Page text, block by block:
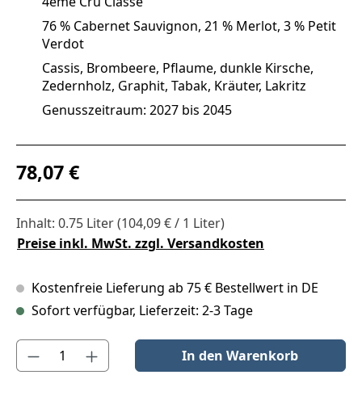
76 % Cabernet Sauvignon, 21 % Merlot, 3 % Petit
Verdot
Cassis, Brombeere, Pflaume, dunkle Kirsche,
Zedernholz, Graphit, Tabak, Kräuter, Lakritz
Genusszeitraum: 2027 bis 2045
Regulärer Preis:
78,07 €
Inhalt: 0.75 Liter(104,09 € / 1 Liter)
Preise inkl. MwSt. zzgl. Versandkosten
Kostenfreie Lieferung ab 75 € Bestellwert in DE
Sofort verfügbar, Lieferzeit: 2-3 Tage
Produkt Anzahl: Gib den gewünschten Wert ein oder benutze
In den Warenkorb